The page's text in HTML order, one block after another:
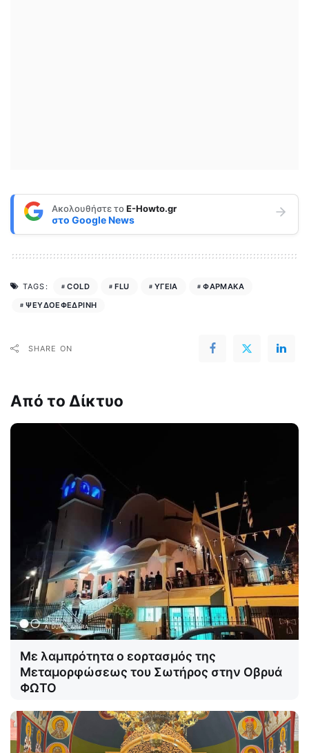
Ακολουθήστε τοE-Howto.gr
στο Google News
TAGS: COLD FLU ΥΓΕΙΑ
ΦΑΡΜΑΚΑ
ΨΕΥΔΟΕΦΕΔΡΙΝΗ
SHARE ON
Από το Δίκτυο
Με λαμπρότητα ο εορτασμός της
Μεταμορφώσεως του Σωτήρος στην Οβρυά
ΦΩΤΟ